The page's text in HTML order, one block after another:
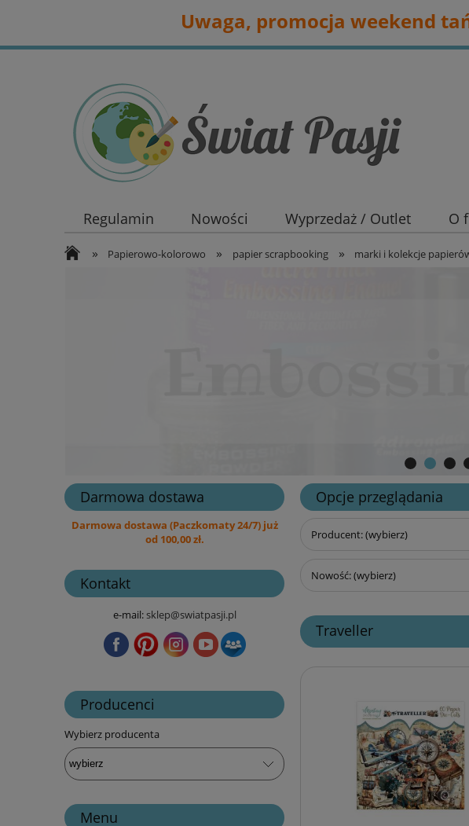
Uwaga, promocja weekend
Regulamin Nowości Wyprzedaż / Outlet O
» Papierowo-kolorowo » papier scrapbooking » marki i kolekcje
Darmowa dostawa
Darmowa dostawa (Paczkomaty 24/7) już
od 100,00 zł.
Kontakt
e-mail:sklep@swiatpasji.pl
Producenci
Wybierz producenta
Menu
Opcje przeglądania
Producent: (wybierz)
Nowość: (wybierz)
Traveller